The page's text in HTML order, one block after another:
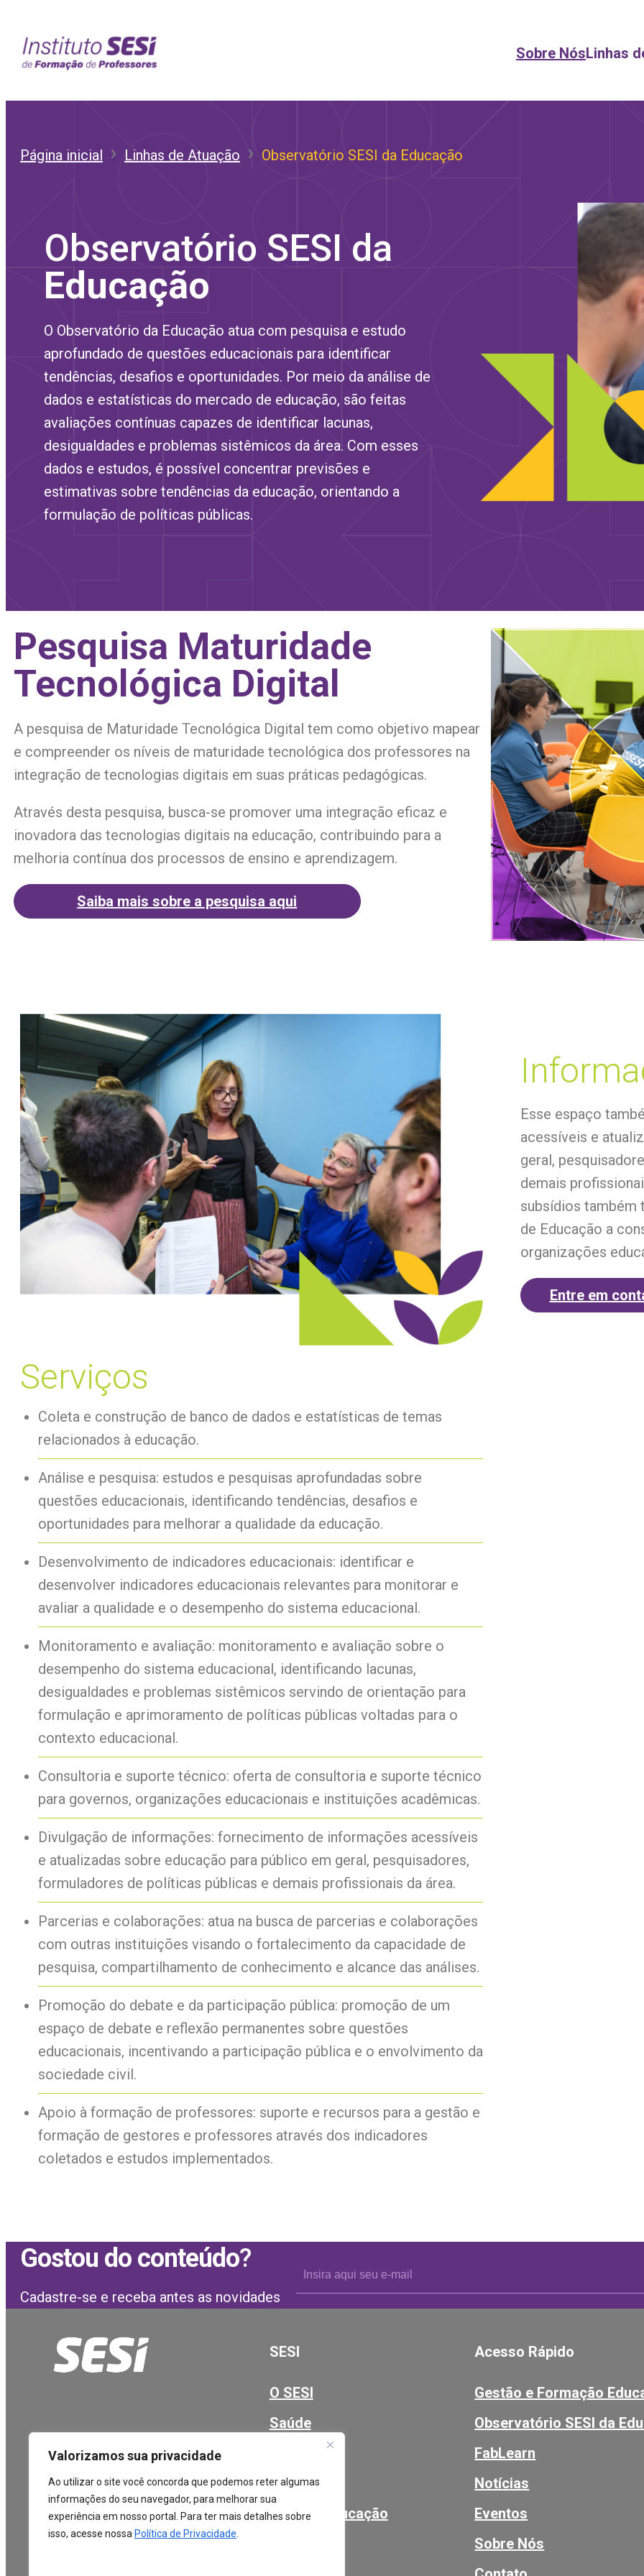
Valorizamos sua privacidade
Ao utilizar o site você concorda que podemos reter algumas
informações do seu navegador, para melhorar sua
experiência em nosso portal. Para ter mais detalhes sobre
isso, acesse nossa Política de Privacidade
para
Sobre NósLinhas
Página inicial Linhas de Atuação Observatório SESI da Educação
Observatório SESI da
Educação
O Observatório da Educação atua com pesquisa e estudo
aprofundado de questões educacionais para identificar
tendências, desafios e oportunidades. Por meio da análise de
dados e estatísticas do mercado de educação, são feitas
avaliações contínuas capazes de identificar lacunas,
desigualdades e problemas sistêmicos da área. Com esses
dados e estudos, é possível concentrar previsões e
estimativas sobre tendências da educação, orientando a
formulação de políticas públicas.
Pesquisa Maturidade
Tecnológica Digital
A pesquisa de Maturidade Tecnológica Digital tem como objetivo mapear
e compreender os níveis de maturidade tecnológica dos professores na
integração de tecnologias digitais em suas práticas pedagógicas.
Através desta pesquisa, busca-se promover uma integração eficaz e
inovadora das tecnologias digitais na educação, contribuindo para a
melhoria contínua dos processos de ensino e aprendizagem.
Saiba mais sobre a pesquisa aqui
Esse espaço
acessíveis e
geral,
demais
subsídios também
de Educação a
organizações
Entre em
Serviços
Coleta e construção de banco de dados e estatísticas de temas
relacionados à educação.
Análise e pesquisa: estudos e pesquisas aprofundadas sobre
questões educacionais, identificando tendências, desafios e
oportunidades para melhorar a qualidade da educação.
Desenvolvimento de indicadores educacionais: identificar e
desenvolver indicadores educacionais relevantes para monitorar e
avaliar a qualidade e o desempenho do sistema educacional.
Monitoramento e avaliação: monitoramento e avaliação sobre o
desempenho do sistema educacional, identificando lacunas,
desigualdades e problemas sistêmicos servindo de orientação para
formulação e aprimoramento de políticas públicas voltadas para o
contexto educacional.
Consultoria e suporte técnico: oferta de consultoria e suporte técnico
para governos, organizações educacionais e instituições acadêmicas.
Divulgação de informações: fornecimento de informações acessíveis
e atualizadas sobre educação para público em geral, pesquisadores,
formuladores de políticas públicas e demais profissionais da área.
Parcerias e colaborações: atua na busca de parcerias e colaborações
com outras instituições visando o fortalecimento da capacidade de
pesquisa, compartilhamento de conhecimento e alcance das análises.
Promoção do debate e da participação pública: promoção de um
espaço de debate e reflexão permanentes sobre questões
educacionais, incentivando a participação pública e o envolvimento da
sociedade civil.
Apoio à formação de professores: suporte e recursos para a gestão e
formação de gestores e professores através dos indicadores
coletados e estudos implementados.
Gostou do conteúdo?
Cadastre-se e receba antes as novidades
SESI
O SESI
Saúde
Educação
Unidades
Blog de Educação
Acesso Rápido
Gestão e Formação
Observatório SESI da
FabLearn
Notícias
Eventos
Sobre Nós